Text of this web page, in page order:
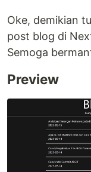
Oke, demikian
post blog di
Semoga
Preview